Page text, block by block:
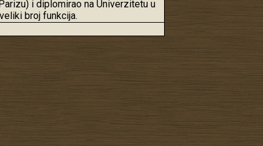
i diplomirao na Univerzitetu u
broj funkcija.